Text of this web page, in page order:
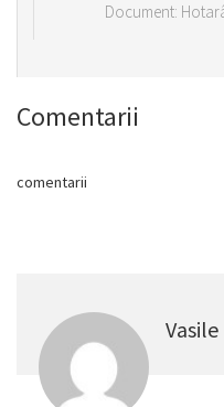
Document:
Comentarii
comentarii